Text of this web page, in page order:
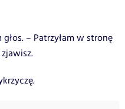
– Patrzyłam w stronę
zjawisz.